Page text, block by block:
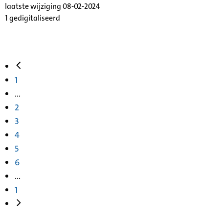
laatste wijziging 08-02-2024
1 gedigitaliseerd
1
...
2
3
4
5
6
...
1